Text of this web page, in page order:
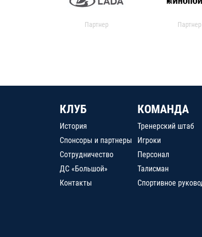
Партнер Партнер
КЛУБ
История
Спонсоры и партнеры
Сотрудничество
ДС «Большой»
Контакты
КОМАНДА
Тренерский штаб
Игроки
Персонал
Талисман
Спортивное